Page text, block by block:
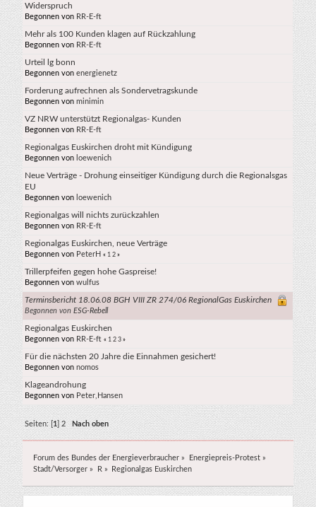
Widerspruch
Begonnen von RR-E-ft
Mehr als 100 Kunden klagen auf Rückzahlung
Begonnen von RR-E-ft
Urteil lg bonn
Begonnen vonenergienetz
Forderung aufrechnen als Sondervetragskunde
Begonnen vonminimin
VZ NRW unterstützt Regionalgas- Kunden
Begonnen von RR-E-ft
Regionalgas Euskirchen droht mit Kündigung
Begonnen von loewenich
Neue Verträge - Drohung einseitiger Kündigung durch die Regionalsgas
EU
Begonnen von loewenich
Regionalgas will nichts zurückzahlen
Begonnen von RR-E-ft
Regionalgas Euskirchen, neue Verträge
Begonnen von PeterH « 1 2 »
Trillerpfeifen gegen hohe Gaspreise!
Begonnen vonwulfus
Terminsbericht 18.06.08 BGH VIII ZR 274/06 RegionalGas Euskirchen
Begonnen vonESG-Rebell
Regionalgas Euskirchen
Begonnen von RR-E-ft « 1 2 3 »
Für die nächsten 20 Jahre die Einnahmen gesichert!
Begonnen vonnomos
Klageandrohung
Begonnen von Peter,Hansen
Seiten: [ 1 2 Nach oben
Forum des Bundes der Energieverbraucher » Energiepreis-Protest»
Stadt/Versorger » R» Regionalgas Euskirchen